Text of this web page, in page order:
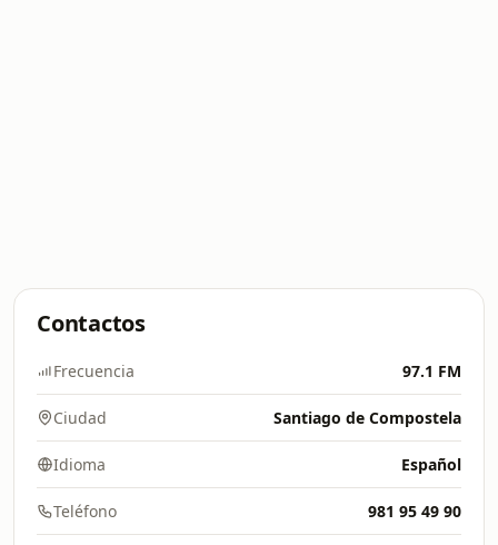
Contactos
Frecuencia 97.1 FM
Ciudad Santiago de Compostela
Idioma Español
Teléfono 981 95 49 90